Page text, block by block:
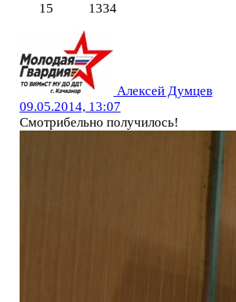
15
1334
Алексей Думцев
09.05.2014, 13:07
Смотрибельно получилось!